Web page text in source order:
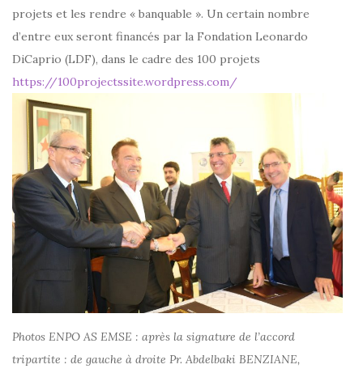
projets et les rendre « banquable ». Un certain nombre
d’entre eux seront financés par la Fondation Leonardo
DiCaprio (LDF), dans le cadre des 100 projets
https://100projectssite.wordpress.com/
Photos ENPO AS EMSE : après la signature de l’accord
tripartite : de gauche à droite Pr. Abdelbaki BENZIANE,